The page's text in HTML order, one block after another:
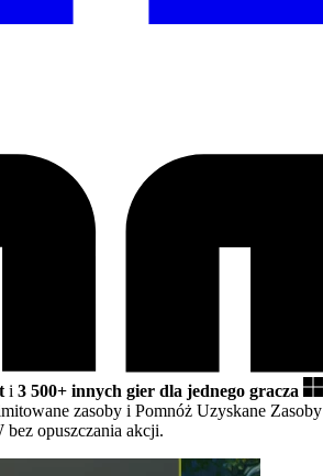
i 3 500+ innych gier dla jednego gracza
zasoby i Pomnóż Uzyskane Zasoby
opuszczania akcji.